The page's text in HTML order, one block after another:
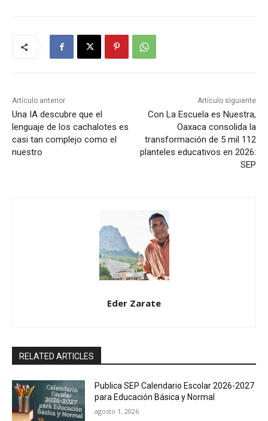
Artículo anterior
Una IA descubre que el
lenguaje de los cachalotes es
casi tan complejo como el
nuestro
Artículo siguiente
Con La Escuela es Nuestra,
Oaxaca consolida la
transformación de 5 mil 112
planteles educativos en 2026:
SEP
Eder Zarate
RELATED ARTICLES
Publica SEP Calendario Escolar 2026-2027
para Educación Básica y Normal
agosto 1, 2026